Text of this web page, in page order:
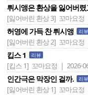
뤼시앵은 환상을 잃어버
[잃어버린 환상 3] 꼬마요정
허영에 가득 찬 뤼시앵 리뷰
[잃어버린 환상 2] 꼬마요정
킵스 1 리뷰
[킵스 1] 꼬마요정 | 2026-
인간극은 막장인 걸까. 리뷰
[잃어버린 환상 1] 꼬마요정